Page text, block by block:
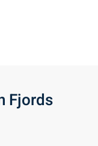
Fjords